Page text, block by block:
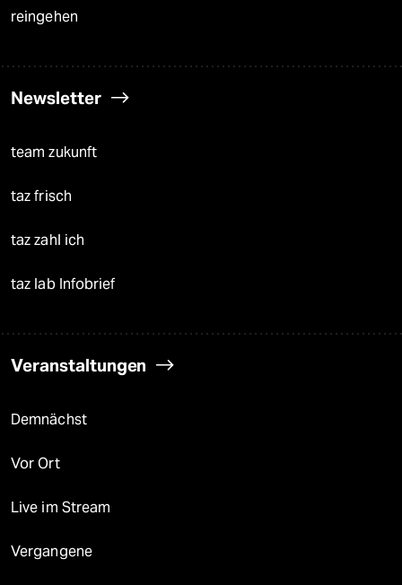
reingehen
Newsletter
team zukunft
taz frisch
taz zahl ich
taz lab Infobrief
Veranstaltungen
Demnächst
Vor Ort
Live im Stream
Vergangene